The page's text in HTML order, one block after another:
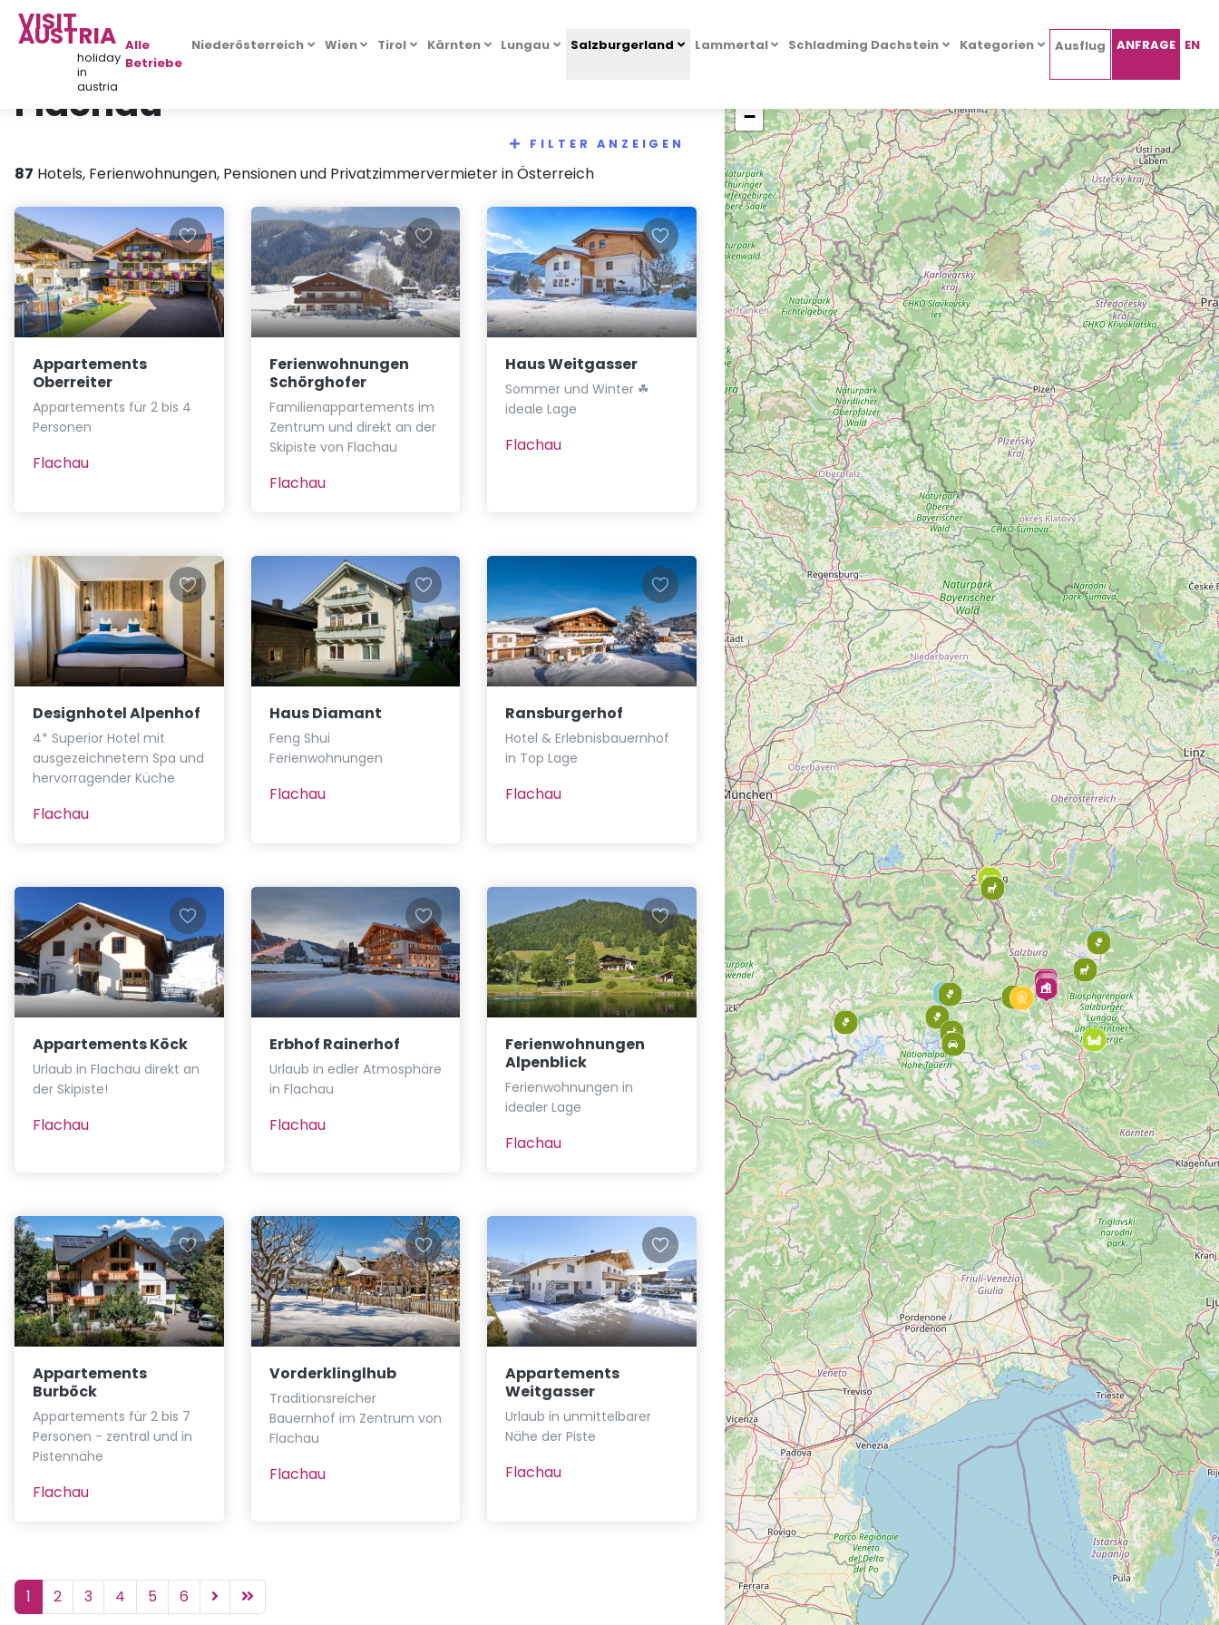
VISIT
AUSTRIA
holiday
in
austria
Alle
Betriebe
Niederösterreich Wien Tirol Kärnten Lungau Salzburgerland Lammertal Schladming Dachstein Kategorien Ausflug ANFRAGE EN
Flachau
FILTER ANZEIGEN
87 Hotels, Ferienwohnungen, Pensionen und Privatzimmervermieter in Österreich
Appartements
Oberreiter
Appartements für 2 bis 4
Personen
Flachau
Ferienwohnungen
Schörghofer
Familienappartements im
Zentrum und direkt an der
Skipiste von Flachau
Flachau
Haus Weitgasser
Sommer und Winter ☘
ideale Lage
Flachau
Designhotel Alpenhof
4* Superior Hotel mit
ausgezeichnetem Spa und
hervorragender Küche
Flachau
Haus Diamant
Feng Shui
Ferienwohnungen
Flachau
Ransburgerhof
Hotel & Erlebnisbauernhof
in Top Lage
Flachau
Appartements Köck
Urlaub in Flachau direkt an
der Skipiste!
Flachau
Erbhof Rainerhof
Urlaub in edler Atmosphäre
in Flachau
Flachau
Ferienwohnungen
Alpenblick
Ferienwohnungen in
idealer Lage
Flachau
Appartements
Burböck
Appartements für 2 bis 7
Personen - zentral und in
Pistennähe
Flachau
Vorderklinglhub
Traditionsreicher
Bauernhof im Zentrum von
Flachau
Flachau
Appartements
Weitgasser
Urlaub in unmittelbarer
Nähe der Piste
Flachau
1 2 3 4 5 6
−